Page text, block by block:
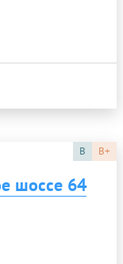
B B+
шоссе 64